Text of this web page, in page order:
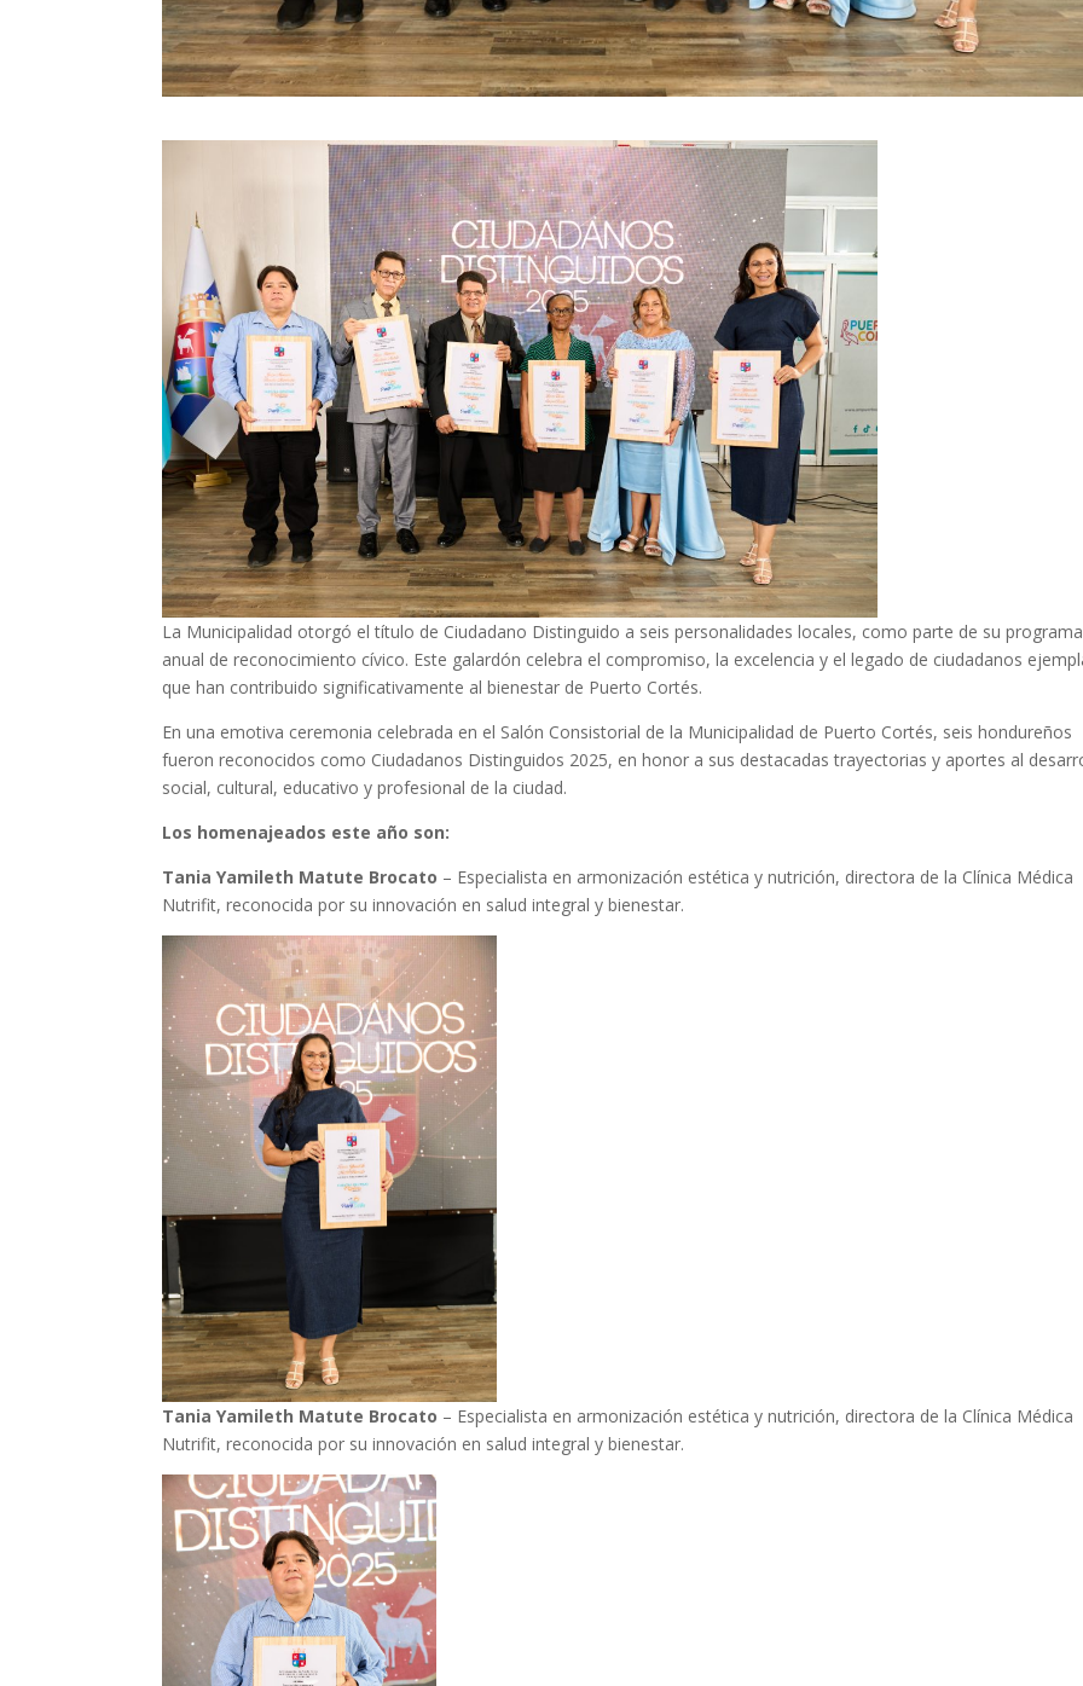
La Municipalidad otorgó el título de Ciudadano Distinguido a seis personalidades locales, como parte de su programa
anual de reconocimiento cívico. Este galardón celebra el compromiso, la excelencia y el legado de ciudadanos
que han contribuido significativamente al bienestar de Puerto Cortés.
En una emotiva ceremonia celebrada en el Salón Consistorial de la Municipalidad de Puerto Cortés, seis hondureños
fueron reconocidos como Ciudadanos Distinguidos 2025, en honor a sus destacadas trayectorias y aportes al
social, cultural, educativo y profesional de la ciudad.
Los homenajeados este año son:
Tania Yamileth Matute Brocato – Especialista en armonización estética y nutrición, directora de la Clínica Médica
Nutrifit, reconocida por su innovación en salud integral y bienestar.
Tania Yamileth Matute Brocato – Especialista en armonización estética y nutrición, directora de la Clínica Médica
Nutrifit, reconocida por su innovación en salud integral y bienestar.